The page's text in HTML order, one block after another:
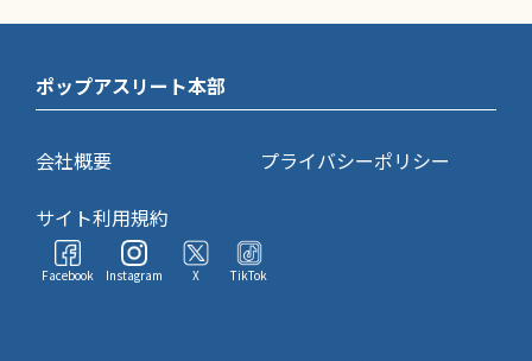
ポップアスリート本部
会社概要
プライバシーポリシー
サイト利用規約
Facebook Instagram X TikTok